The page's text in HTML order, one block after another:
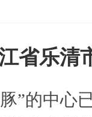
省乐清
”的中心